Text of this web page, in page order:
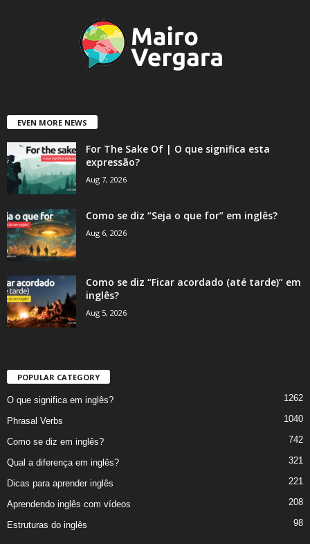
EVEN MORE NEWS
For The Sake Of | O que significa esta
expressão?
Aug 7, 2026
Como se diz “Seja o que for” em inglês?
Aug 6, 2026
Como se diz “Ficar acordado (até tarde)” em
inglês?
Aug 5, 2026
POPULAR CATEGORY
O que significa em inglês? 1262
Phrasal Verbs 1040
Como se diz em inglês? 742
Qual a diferença em inglês? 321
Dicas para aprender inglês 221
Aprendendo inglês com vídeos 208
Estruturas do inglês 98